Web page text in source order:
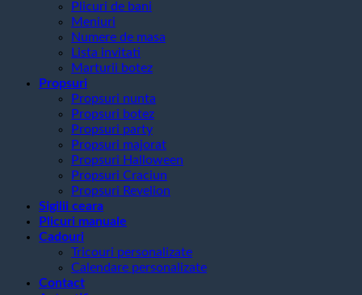
Plicuri de bani
Meniuri
Numere de masa
Lista invitati
Marturii botez
Propsuri
Propsuri nunta
Propsuri botez
Propsuri party
Propsuri majorat
Propsuri Halloween
Propsuri Craciun
Propsuri Revelion
Sigilii ceara
Plicuri manuale
Cadouri
Tricouri personalizate
Calendare personalizate
Contact